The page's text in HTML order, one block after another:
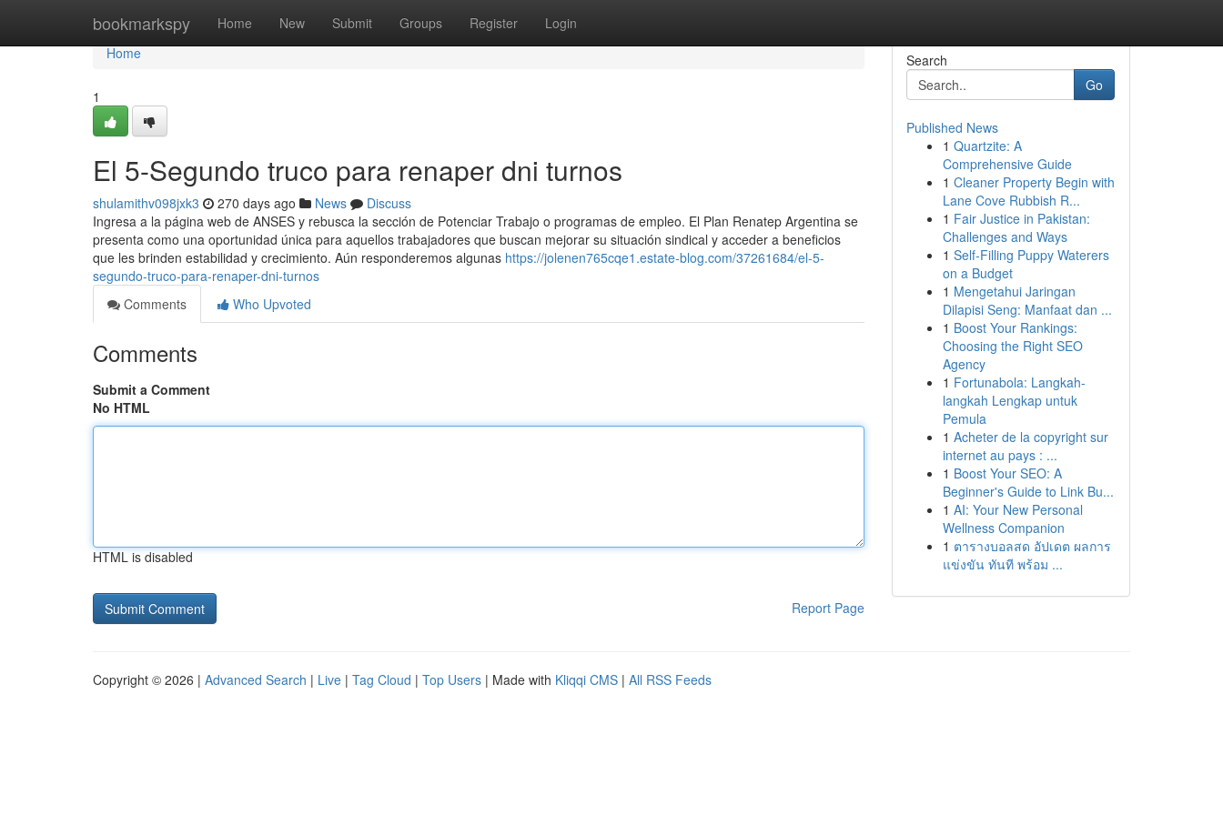
bookmarkspy Home New Submit Groups Register Login
Home
Home
1
El 5-Segundo truco para renaper dni turnos
shulamithv098jxk3 270 days ago News
Discuss
Ingresa a ​la página web de ANSES y rebusca la sección ⁢de Potenciar Trabajo o programas de empleo. El Plan Renatep Argentina se
presenta como una oportunidad única para aquellos trabajadores que buscan mejorar su situación sindical y acceder a beneficios
que les brinden estabilidad y crecimiento. Aún responderemos algunas https://jolenen765cqe1.estate-blog.com/37261684/el-5-
segundo-truco-para-renaper-dni-turnos
Comments
Who Upvoted
Comments
Submit a Comment
No HTML
HTML is disabled
Report Page
Search
Go
Published News
1 Quartzite: A
Comprehensive Guide
1 Cleaner Property Begin with
Lane Cove Rubbish R...
1 Fair Justice in Pakistan:
Challenges and Ways
1 Self-Filling Puppy Waterers
on a Budget
1 Mengetahui Jaringan
Dilapisi Seng: Manfaat dan ...
1 Boost Your Rankings:
Choosing the Right SEO
Agency
1 Fortunabola: Langkah-
langkah Lengkap untuk
Pemula
1 Acheter de la copyright sur
internet au pays : ...
1 Boost Your SEO: A
Beginner's Guide to Link Bu...
1 AI: Your New Personal
Wellness Companion
1 ตารางบอลสด อัปเดต ผลการ
แข่งขัน ทันที พร้อม ...
Copyright © 2026 | Advanced Search | Live | Tag Cloud | Top Users | Made with Kliqqi CMS | All RSS Feeds